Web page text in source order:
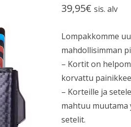
39,95€ sis. alv
Lompakkomme
mahdollisimman
– Kortit on
korvattu
– Korteille ja
mahtuu
setelit.